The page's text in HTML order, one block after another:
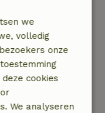
en 100% van
terugbetaald
terugbetaald
terugbetaald
terugbetaling
we
volledig
onze
cookies
We analyseren